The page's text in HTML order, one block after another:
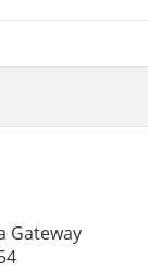
Gateway